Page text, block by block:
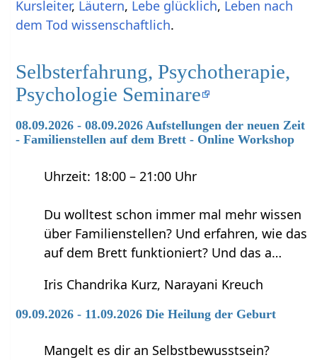
Kursleiter, Läutern, Lebe glücklich, Leben nach
dem Tod wissenschaftlich.
Selbsterfahrung, Psychotherapie,
Psychologie Seminare
08.09.2026 - 08.09.2026 Aufstellungen der neuen Zeit
- Familienstellen auf dem Brett - Online Workshop
Uhrzeit: 18:00 – 21:00 Uhr
Du wolltest schon immer mal mehr wissen
über Familienstellen? Und erfahren, wie das
auf dem Brett funktioniert? Und das a…
Iris Chandrika Kurz, Narayani Kreuch
09.09.2026 - 11.09.2026 Die Heilung der Geburt
Mangelt es dir an Selbstbewusstsein?